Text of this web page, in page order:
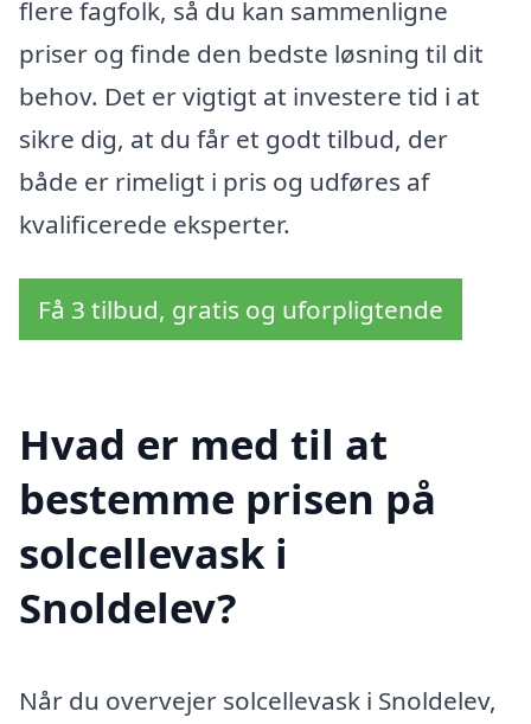
flere fagfolk, så du kan sammenligne
priser og finde den bedste løsning til dit
behov. Det er vigtigt at investere tid i at
sikre dig, at du får et godt tilbud, der
både er rimeligt i pris og udføres af
kvalificerede eksperter.
Få 3 tilbud, gratis og uforpligtende
Hvad er med til at
bestemme prisen på
solcellevask i
Snoldelev?
Når du overvejer solcellevask i Snoldelev,